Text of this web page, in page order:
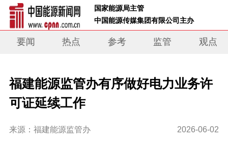
国家能源局主管
中国能源传媒集团有限公司主办
要闻 热点 参考 监管 观点
福建能源监管办有序做好电力业务许
可证延续工作
来源：福建能源监管办 2026-06-02